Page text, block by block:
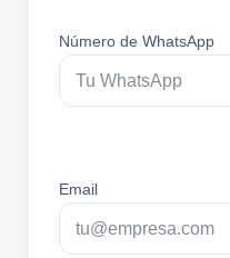
Número de WhatsApp
Email